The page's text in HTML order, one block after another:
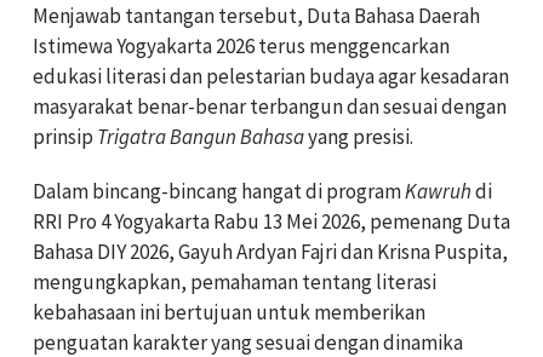
Menjawab tantangan tersebut, Duta Bahasa Daerah
Istimewa Yogyakarta 2026 terus menggencarkan
edukasi literasi dan pelestarian budaya agar kesadaran
masyarakat benar-benar terbangun dan sesuai dengan
prinsip Trigatra Bangun Bahasayang presisi.
Dalam bincang-bincang hangat di programKawruhdi
RRI Pro 4 Yogyakarta Rabu 13 Mei 2026, pemenang Duta
Bahasa DIY 2026, Gayuh Ardyan Fajri dan Krisna Puspita,
mengungkapkan, pemahaman tentang literasi
kebahasaan ini bertujuan untuk memberikan
penguatan karakter yang sesuai dengan dinamika